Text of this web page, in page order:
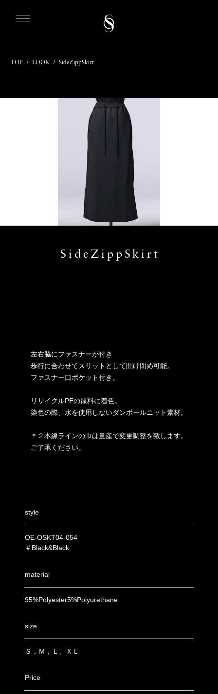
TOP / LOOK / SideZippSkirt
SideZippSkirt
左右脇にファスナーが付き
歩行に合わせてスリットとして開け閉め可能。
ファスナー口ポケット付き。
リサイクルPEの原料に着色。
染色の際、水を使用しないダンボールニット素材。
＊２本線ラインの巾は量産で変更調整を致します。
ご了承ください。
style
OE-OSKT04-054
＃Black&Black
material
95%Polyester5%Polyurethane
size
Ｓ，Ｍ，Ｌ、ＸＬ
Price